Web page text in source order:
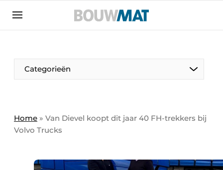
Aanmelden
Bedrijven
Bedrijven
Contact
Evenement aanmelden
Categorieën
Home » Van Dievel koopt dit jaar 40 FH-trekkers bij
Volvo Trucks